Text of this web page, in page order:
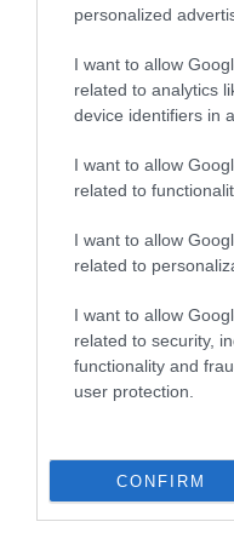
personalized
I want to allow
related to analytics
device identifiers in
I want to allow
related to
I want to allow
related to
I want to allow
related to security,
functionality and
user protection.
CONFIRM
HŐKUPOLA
FEDŐ, ÉS MI TÖRTÉNIK
ALATTA A TERMÉSZETTEL?